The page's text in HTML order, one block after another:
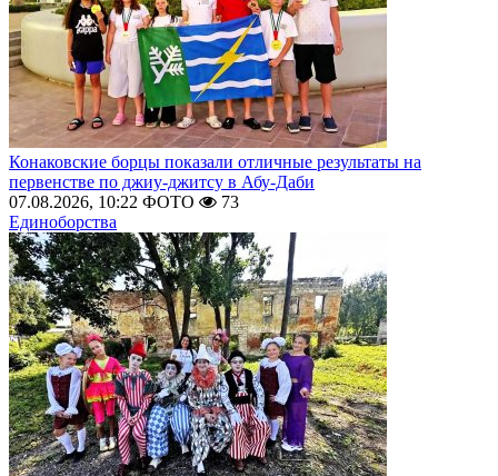
Конаковские борцы показали отличные результаты на
первенстве по джиу-джитсу в Абу-Даби
07.08.2026, 10:22 ФОТО
73
Единоборства